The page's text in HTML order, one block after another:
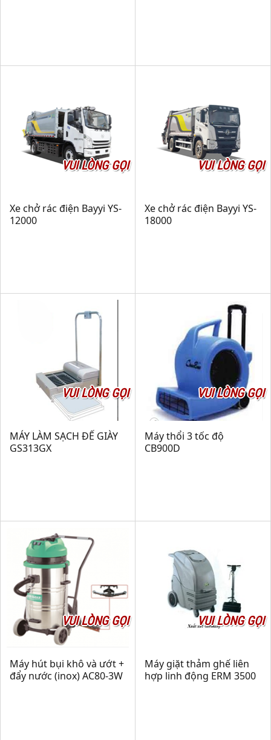
VUI LÒNG GỌI
Xe chở rác điện Bayyi YS-
12000
VUI LÒNG GỌI
Xe chở rác điện Bayyi YS-
18000
VUI LÒNG GỌI
MÁY LÀM SẠCH ĐẾ GIÀY
GS313GX
VUI LÒNG GỌI
Máy thổi 3 tốc độ
CB900D
VUI LÒNG GỌI
Máy hút bụi khô và ướt +
đẩy nước (inox) AC80-3W
VUI LÒNG GỌI
Máy giặt thảm ghế liên
hợp linh động ERM 3500